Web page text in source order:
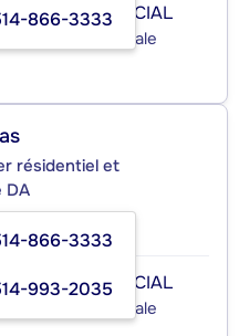
866-3333
COMMERCIAL
commerciale
résidentiel et
DA
866-3333
993-2035
COMMERCIAL
commerciale